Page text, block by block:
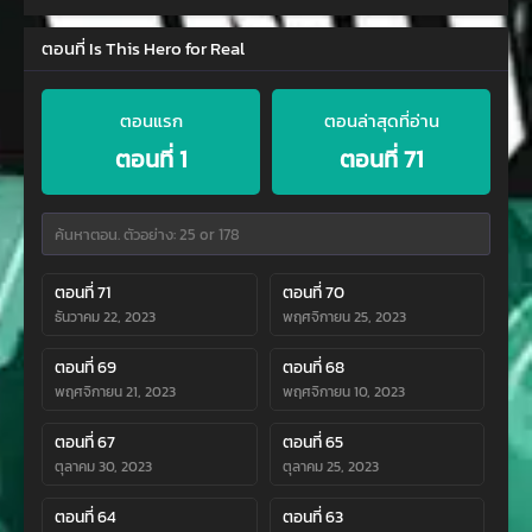
ตอนที่ Is This Hero for Real
ตอนแรก
ตอนที่ 1
ตอนล่าสุดที่อ่าน
ตอนที่ 71
ตอนที่ 71
ธันวาคม 22, 2023
ตอนที่ 70
พฤศจิกายน 25, 2023
ตอนที่ 69
พฤศจิกายน 21, 2023
ตอนที่ 68
พฤศจิกายน 10, 2023
ตอนที่ 67
ตุลาคม 30, 2023
ตอนที่ 65
ตุลาคม 25, 2023
ตอนที่ 64 ตอนที่ 63